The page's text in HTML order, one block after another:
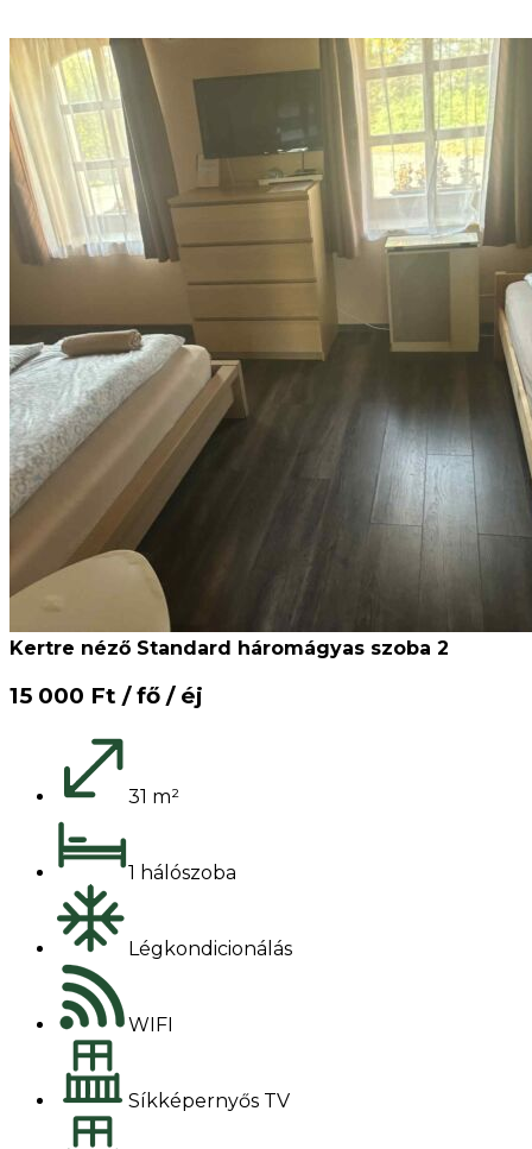
Kertre néző Standard háromágyas szoba 2
15 000 Ft / fő / éj
31 m²
1 hálószoba
Légkondicionálás
WIFI
Síkképernyős TV